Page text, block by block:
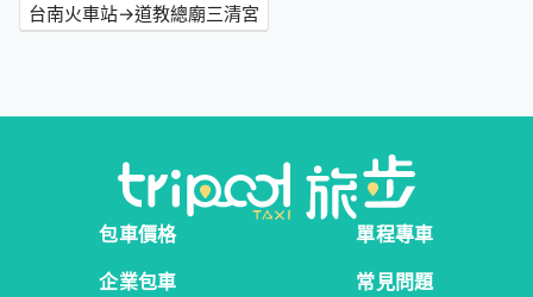
台南火車站→道教總廟三清宮
包車價格
單程專車
企業包車
常見問題